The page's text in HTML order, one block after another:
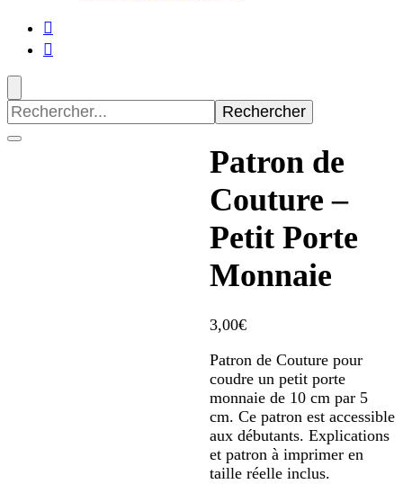
Recherche
pour
:
Patron de
Couture –
Petit Porte
Monnaie
3,00€
Patron de Couture pour
coudre un petit porte
monnaie de 10 cm par 5
cm. Ce patron est accessible
aux débutants. Explications
et patron à imprimer en
taille réelle inclus.